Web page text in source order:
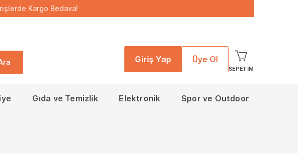
Kargo Bedava!
Giriş Yap Üye Ol
SEPETIM
Gıda ve Temizlik Elektronik Spor ve Outdoor